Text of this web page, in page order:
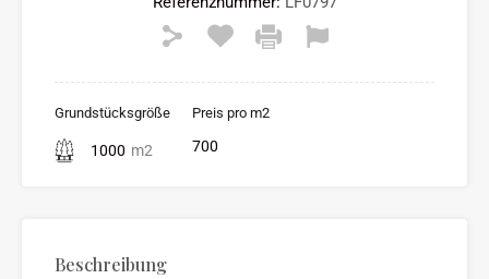
Grundstücksgröße
1000 m2
Preis pro m2
700
Beschreibung